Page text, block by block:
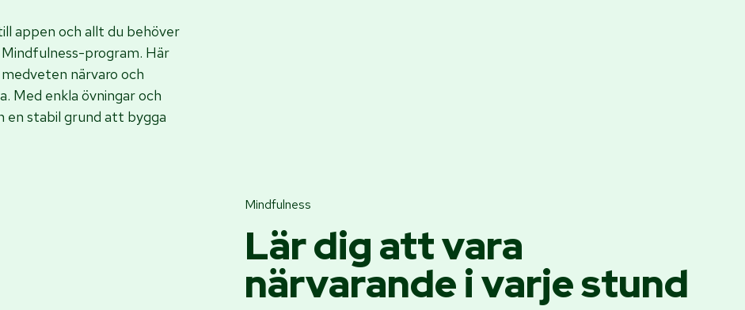
appen och allt du behöver
program. Här
närvaro och
Med enkla övningar och
en stabil grund att bygga
Mindfulness
Lär dig att vara
närvarande i varje stund